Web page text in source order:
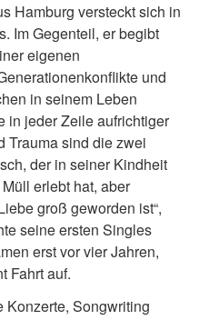
Hamburg versteckt sich in
Im Gegenteil, er begibt
eigenen
und
in seinem Leben
in jeder Zeile aufrichtiger
Trauma sind die zwei
der in seiner Kindheit
erlebt hat, aber
groß geworden ist“,
seine ersten Singles
erst vor vier Jahren,
Fahrt auf.
Konzerte, Songwriting